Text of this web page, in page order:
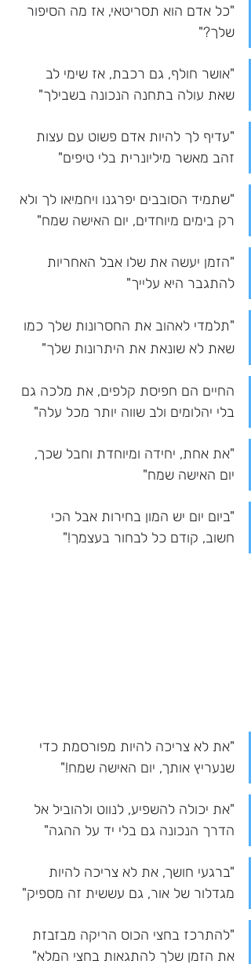
"כל אדם הוא תסריטאי, אז מה הסיפור
שלך?"
"אושר חולף, גם רכבת, אז שימי לב
שאת עולה בתחנה הנכונה בשבילך"
"עדיף לך להיות אדם פשוט עם עצות
זהב מאשר מיליונרית בלי טיפים"
"שתמיד הסובבים יפרגנו ויחמיאו לך ולא
רק בימים מיוחדים, יום האישה שמח"
"הזמן יעשה את שלו אבל האחריות
להתגבר היא עלייך"
"תלמדי לאהוב את החסרונות שלך כמו
שאת לא שונאת את היתרונות שלך"
החיים הם חפיסת קלפים, את מלכה גם
בלי יהלומים ולב שווה יותר מכל עלה"
"את אחת, יחידה ומיוחדת וחבל שכך,
יום האישה שמח"
"ביום יום יש המון בחירות אבל הכי
חשוב, קודם כל לבחור בעצמך!"
"את לא צריכה להיות מפורסמת כדי
שנעריץ אותך, יום האישה שמח!"
"את יכולה להשפיע, לנווט ולהוביל אל
הדרך הנכונה גם בלי יד על ההגה"
"ברגעי חושך, את לא צריכה להיות
מגדלור של אור, גם עששית זה מספיק"
"להתרכז בחצי הכוס הריקה מבזבזת
את הזמן שלך להתגאות בחצי המלא"